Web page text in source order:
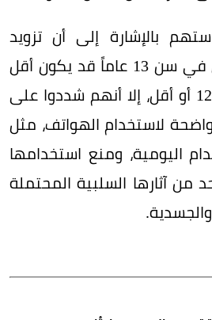
بالإشارة إلى أن تزويد
الأطفال بهاتف ذكي في سن 13 عاماً قد يكون أقل
خطورة مقارنة بسن 12 أو أقل، إلا أنهم شددوا على
لاستخدام الهواتف، مثل
اليومية، ومنع استخدامها
من آثارها السلبية المحتملة